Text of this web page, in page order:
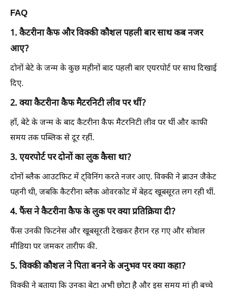
FAQ
1. कैटरीना कैफ और विक्की कौशल पहली बार साथ कब नजर
आए?
दोनों बेटे के जन्म के कुछ महीनों बाद पहली बार एयरपोर्ट पर साथ दिखाई
दिए.
2. क्या कैटरीना कैफ मैटरनिटी लीव पर थीं?
हाँ, बेटे के जन्म के बाद कैटरीना कैफ मैटरनिटी लीव पर थीं और काफी
समय तक पब्लिक से दूर रहीं.
3. एयरपोर्ट पर दोनों का लुक कैसा था?
दोनों ब्लैक आउटफिट में ट्विनिंग करते नजर आए. विक्की ने ब्राउन जैकेट
पहनी थी, जबकि कैटरीना ब्लैक ओवरकोट में बेहद खूबसूरत लग रही थीं.
4. फैंस ने कैटरीना कैफ के लुक पर क्या प्रतिक्रिया दी?
फैंस उनकी फिटनेस और खूबसूरती देखकर हैरान रह गए और सोशल
मीडिया पर जमकर तारीफ की.
5. विक्की कौशल ने पिता बनने के अनुभव पर क्या कहा?
विक्की ने बताया कि उनका बेटा अभी छोटा है और इस समय मां ही बच्चे